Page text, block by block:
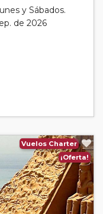
y Sábados.
de 2026
Vuelos Charter
¡Oferta!